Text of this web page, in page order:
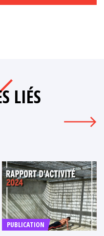
LIÉS
PUBLICATION